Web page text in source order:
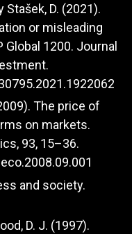
Stašek, D. (2021).
or misleading
1200. Journal
The price of
on markets.
93, 15–36.
and society.
D. J. (1997).